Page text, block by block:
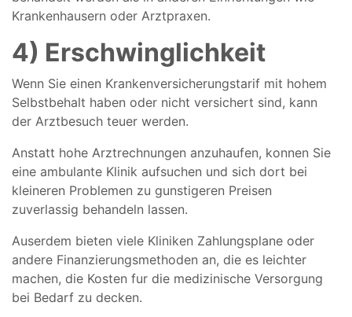
Krankenhausern oder Arztpraxen.
4) Erschwinglichkeit
Wenn Sie einen Krankenversicherungstarif mit hohem
Selbstbehalt haben oder nicht versichert sind, kann
der Arztbesuch teuer werden.
Anstatt hohe Arztrechnungen anzuhaufen, konnen Sie
eine ambulante Klinik aufsuchen und sich dort bei
kleineren Problemen zu gunstigeren Preisen
zuverlassig behandeln lassen.
Auserdem bieten viele Kliniken Zahlungsplane oder
andere Finanzierungsmethoden an, die es leichter
machen, die Kosten fur die medizinische Versorgung
bei Bedarf zu decken.